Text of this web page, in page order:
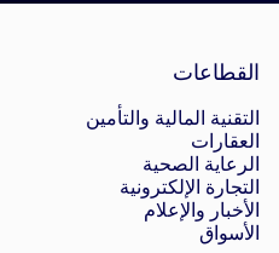
Site menu
القطاعات
التقنية المالية والتأمين
العقارات
الرعاية الصحية
التجارة الإلكترونية
الأخبار والإعلام
الأسواق